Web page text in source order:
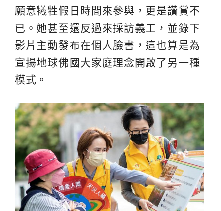
願意犧牲假日時間來參與，更是讚賞不
已。她甚至還反過來採訪義工，並錄下
影片主動發布在個人臉書，這也算是為
宣揚地球佛國大家庭理念開啟了另一種
模式。